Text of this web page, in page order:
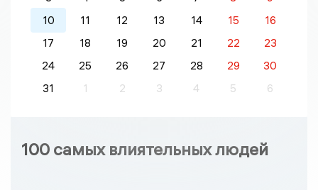
10
11 12 13 14 15
16
17
18 19 20 21 22
23
24
25 26 27 28 29
30
31
1 2 3 4 5 6
100 самых влиятельных людей